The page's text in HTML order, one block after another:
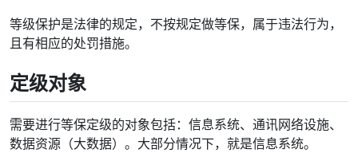
等级保护是法律的规定，不按规定做等保，属于违法行为，
且有相应的处罚措施。
定级对象
需要进行等保定级的对象包括：信息系统、通讯网络设施、
数据资源（大数据）。大部分情况下，就是信息系统。